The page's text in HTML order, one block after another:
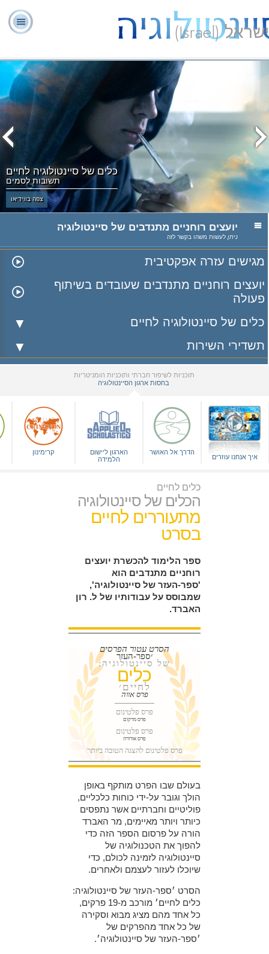
ישראל (Israel)
מהי
סיינטולוגיה?
יועצים
רוחניים
שאלות
נפוצות
כלים של סיינטולוגיה לחיים
תשובות לסמים
צפה בווידיאו
יועצים רוחניים מתנדבים של סיינטולוגיה
ניתן לעשות משהו בקשר לזה
מגישים עזרה אפקטיבית
יועצים רוחניים מתנדבים שעובדים בשיתוף
פעולה
כלים של סיינטולוגיה לחיים
תשדירי השירות
תוכניות לשיפור חברתי ותוכניות הומניטריות
בחסות ארגון הסיינטולוגיה
איך אנחנו עוזרים
הדרך אל האושר
הארגון ליישום
הלמידה
קרימינון
כלים לחיים
הכלים של סיינטולוגיה
מתעוררים לחיים
בסרט
ספר הלימוד להכשרת יועצים
רוחניים מתנדבים הוא
'ספר-העזר של סיינטולוגיה',
שמבוסס על עבודותיו של ל. רון
האברד.
הסרט עטור הפרסים
׳ספר-העזר
של סיינטולוגיה:
כלים
לחיים׳
פרס אווה
פרס פלטינום
פרס מרקום
פרס פלטינום
פרס אורורה
פרס פלטינום להצגה הטובה ביותר
בעולם שבו הפרט מותקף באופן
הולך וגובר על-ידי כוחות כלכליים,
פוליטיים וחברתיים אשר נתפסים
כיותר ויותר מאיימים, מר האברד
הורה על פרסום הספר הזה כדי
להפוך את הטכנולוגיה של
סיינטולוגיה לזמינה לכולם, כדי
שיוכלו לעזור לעצמם ולאחרים.
הסרט ׳ספר-העזר של סיינטולוגיה:
כלים לחיים׳ מורכב מ-19 פרקים,
כל אחד מהם מציג מבוא וסקירה
של כל אחד מהפרקים של
׳ספר-העזר של סיינטולוגיה׳.